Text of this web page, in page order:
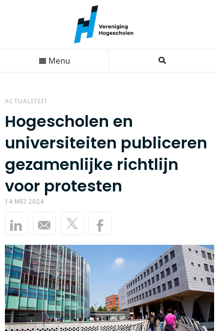
Menu
ACTUALITEIT
Hogescholen en
universiteiten publiceren
gezamenlijke richtlijn
voor protesten
14 MEI 2024